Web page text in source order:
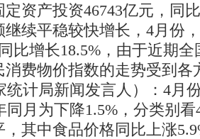
定资产投资46743亿元，同
续平稳较快增长，4月份
比增长18.5%，由于近期
消费物价指数的走势受到各
计局新闻发言人）：4月
同月为下降1.5%，分类别
其中食品价格同比上涨